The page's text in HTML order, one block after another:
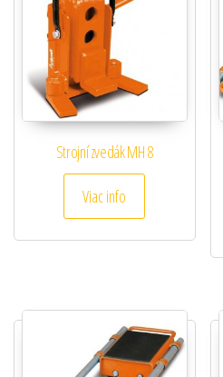
Strojní zvedák MH 8
Viac info